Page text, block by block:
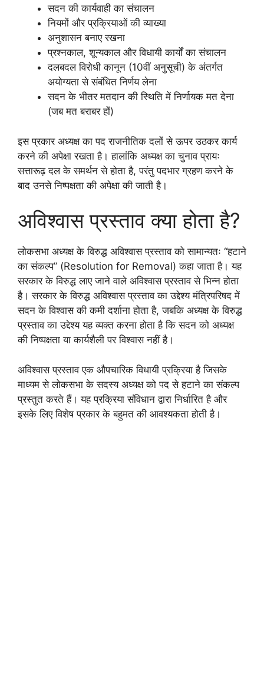
सदन की कार्यवाही का संचालन
नियमों और प्रक्रियाओं की व्याख्या
अनुशासन बनाए रखना
प्रश्नकाल, शून्यकाल और विधायी कार्यों का संचालन
दलबदल विरोधी कानून (10वीं अनुसूची) के अंतर्गत
अयोग्यता से संबंधित निर्णय लेना
सदन के भीतर मतदान की स्थिति में निर्णायक मत देना
(जब मत बराबर हों)
इस प्रकार अध्यक्ष का पद राजनीतिक दलों से ऊपर उठकर कार्य
करने की अपेक्षा रखता है। हालांकि अध्यक्ष का चुनाव प्रायः
सत्तारूढ़ दल के समर्थन से होता है, परंतु पदभार ग्रहण करने के
बाद उनसे निष्पक्षता की अपेक्षा की जाती है।
अविश्वास प्रस्ताव क्या होता है?
लोकसभा अध्यक्ष के विरुद्ध अविश्वास प्रस्ताव को सामान्यतः “हटाने
का संकल्प” (Resolution for Removal) कहा जाता है। यह
सरकार के विरुद्ध लाए जाने वाले अविश्वास प्रस्ताव से भिन्न होता
है। सरकार के विरुद्ध अविश्वास प्रस्ताव का उद्देश्य मंत्रिपरिषद में
सदन के विश्वास की कमी दर्शाना होता है, जबकि अध्यक्ष के विरुद्ध
प्रस्ताव का उद्देश्य यह व्यक्त करना होता है कि सदन को अध्यक्ष
की निष्पक्षता या कार्यशैली पर विश्वास नहीं है।
अविश्वास प्रस्ताव एक औपचारिक विधायी प्रक्रिया है जिसके
माध्यम से लोकसभा के सदस्य अध्यक्ष को पद से हटाने का संकल्प
प्रस्तुत करते हैं। यह प्रक्रिया संविधान द्वारा निर्धारित है और
इसके लिए विशेष प्रकार के बहुमत की आवश्यकता होती है।